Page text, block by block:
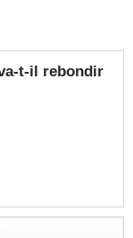
t-il rebondir